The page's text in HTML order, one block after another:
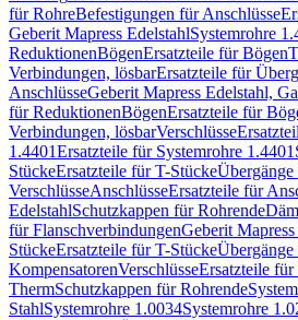
für RohreBefestigungen für Anschlüsse
Geberit Mapress EdelstahlSystemrohre
ReduktionenBögenErsatzteile für Bögen
Verbindungen, lösbarErsatzteile für
AnschlüsseGeberit Mapress Edelstahl,
für ReduktionenBögenErsatzteile für
Verbindungen, lösbarVerschlüsse
1.4401Ersatzteile für Systemrohre 1.4401
StückeErsatzteile für T-StückeÜbergänge
VerschlüsseAnschlüsseErsatzteile für
EdelstahlSchutzkappen für Rohrende
für FlanschverbindungenGeberit
StückeErsatzteile für T-StückeÜbergänge
KompensatorenVerschlüsseErsatzteile für
ThermSchutzkappen für Rohrende
StahlSystemrohre 1.0034Systemrohre